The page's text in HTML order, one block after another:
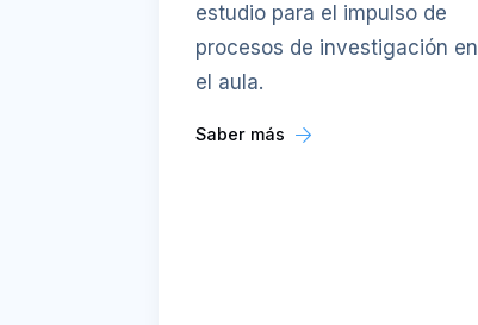
estudio para el impulso de
procesos de investigación en
el aula.
Saber más